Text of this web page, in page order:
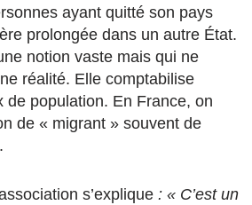
ayant quitté son pays
prolongée dans un autre État.
notion vaste mais qui ne
réalité. Elle comptabilise
de population. En France, on
de « migrant » souvent de
s’explique : « C’est un